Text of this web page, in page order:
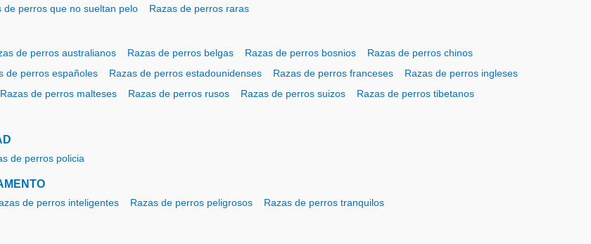
de perros que no sueltan pelo Razas de perros raras
de perros australianos Razas de perros belgas Razas de perros bosnios
Razas de perros chinos
de perros españoles Razas de perros estadounidenses Razas de perros franceses
Razas de perros ingleses
Razas de perros malteses Razas de perros rusos Razas de perros suizos
Razas de perros tibetanos
de perros policia
de perros inteligentes Razas de perros peligrosos Razas de perros tranquilos